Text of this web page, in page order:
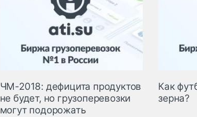
ЧМ-2018: дефицита продуктов
не будет, но грузоперевозки
могут подорожать
Как
зерна?